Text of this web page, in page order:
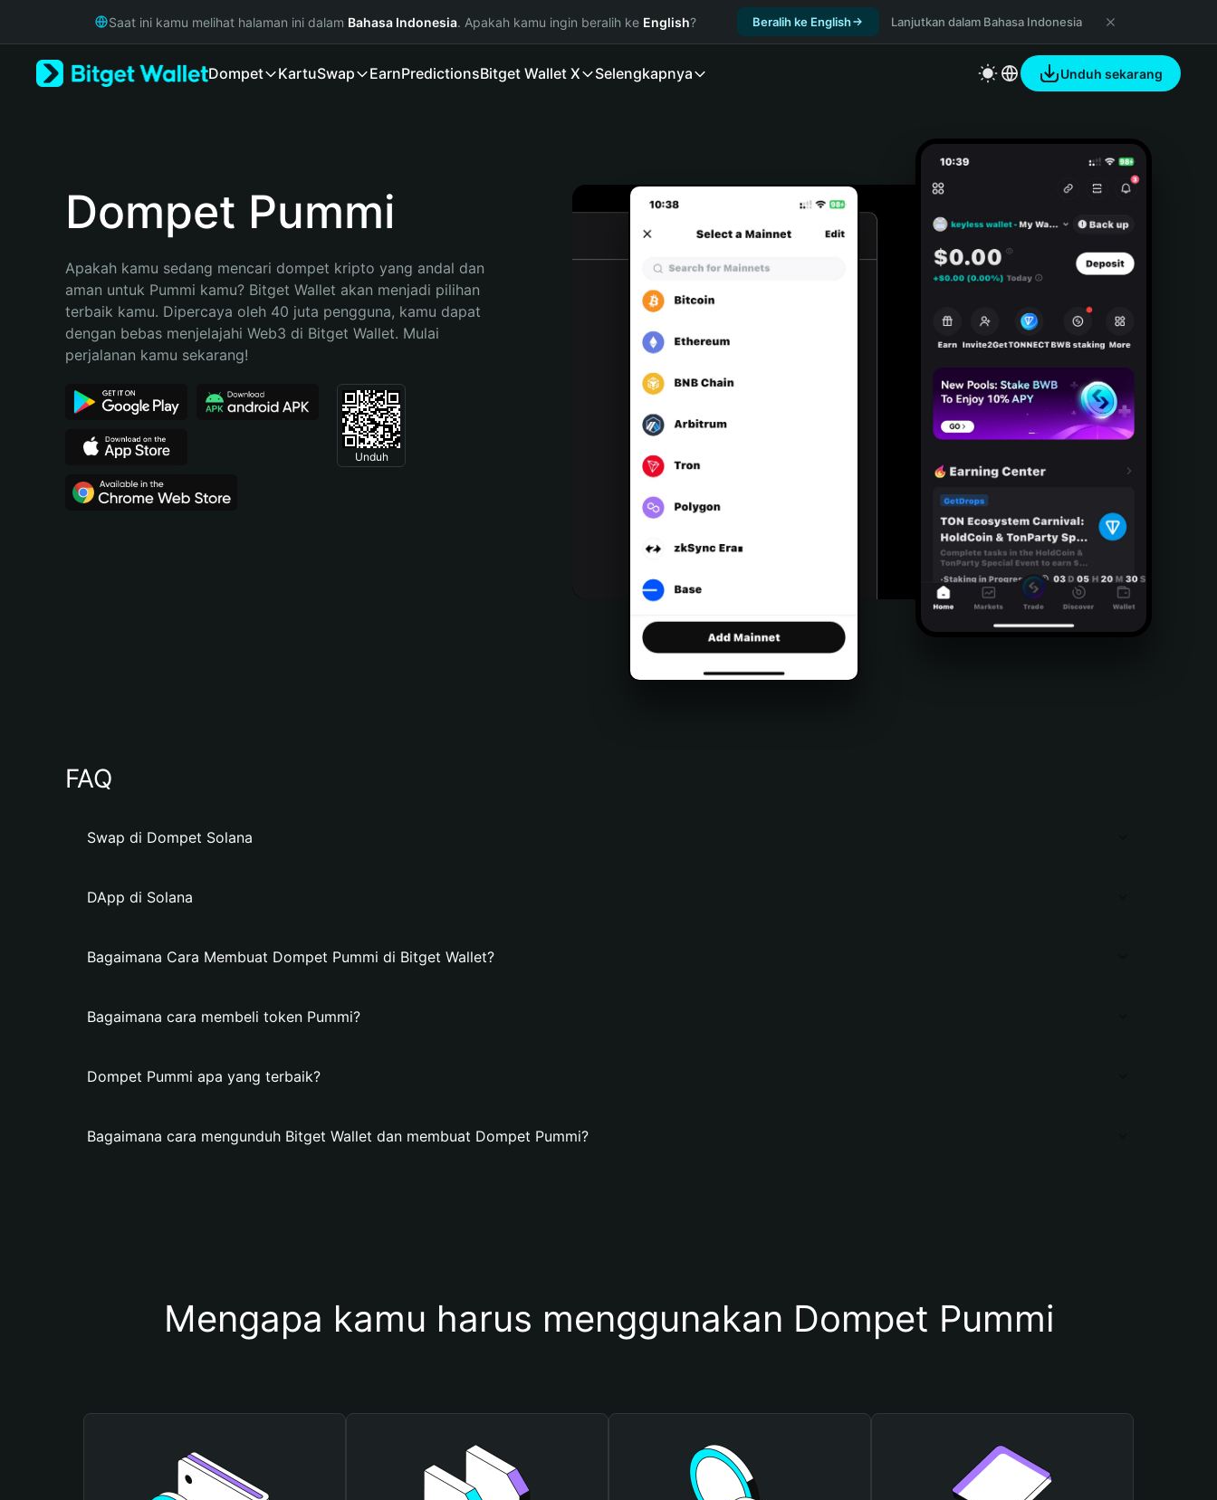
Русский
Bahasa Indonesia
Español (Argentina)
Saat ini kamu melihat halaman ini dalam Bahasa Indonesia. Apakah kamu ingin beralih ke English? Beralih ke English Lanjutkan dalam Bahasa Indonesia
Dompet KartuSwap EarnPredictionsBitget Wallet X Selengkapnya Unduh sekarang
Dompet Pummi
Apakah kamu sedang mencari dompet kripto yang andal dan
aman untuk Pummi kamu? Bitget Wallet akan menjadi pilihan
terbaik kamu. Dipercaya oleh 40 juta pengguna, kamu dapat
dengan bebas menjelajahi Web3 di Bitget Wallet. Mulai
perjalanan kamu sekarang!
Unduh
FAQ
Swap di Dompet Solana
DApp di Solana
Bagaimana Cara Membuat Dompet Pummi di Bitget Wallet?
Bagaimana cara membeli token Pummi?
Dompet Pummi apa yang terbaik?
Bagaimana cara mengunduh Bitget Wallet dan membuat Dompet Pummi?
Mengapa kamu harus menggunakan Dompet Pummi